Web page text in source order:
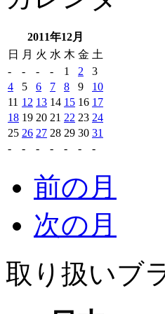
2011年12月
日
月 火 水 木 金 土
-
- - - 1 2
3
4
5 6 7 8 9
10
11 12 13 14 15 16 17
18 19 20 21 22 23 24
25 26 27 28 29 30 31
-
- - - - - -
前の月
次の月
取り扱いブ